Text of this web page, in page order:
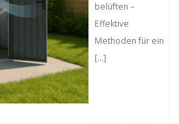
belüften –
Effektive
Methoden für ein
[…]